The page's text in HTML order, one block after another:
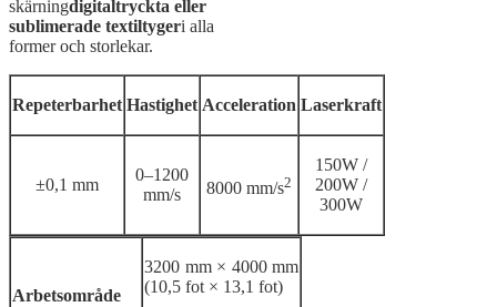
skärningdigitaltryckta eller
sublimerade textiltygeri alla
former och storlekar.
Repeterbarhet Hastighet Acceleration Laserkraft
±0,1 mm
0–1200
mm/s
8000 mm/s2
150W /
200W /
300W
Arbetsområde
3200 mm × 4000 mm
(10,5 fot × 13,1 fot)